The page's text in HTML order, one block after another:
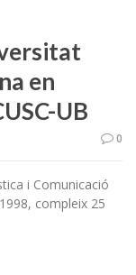
en
UB
0
i Comunicació
compleix 25